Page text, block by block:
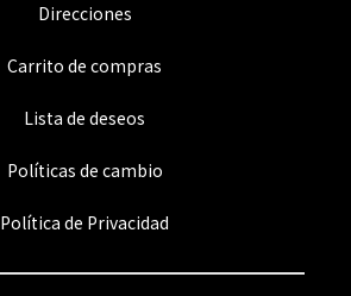
Direcciones
Carrito de compras
Lista de deseos
Políticas de cambio
Política de Privacidad